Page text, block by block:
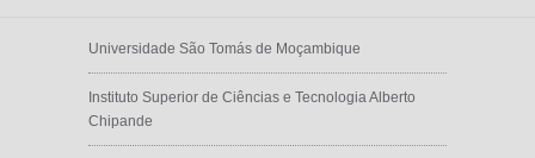
Universidade São Tomás de Moçambique
Instituto Superior de Ciências e Tecnologia Alberto
Chipande